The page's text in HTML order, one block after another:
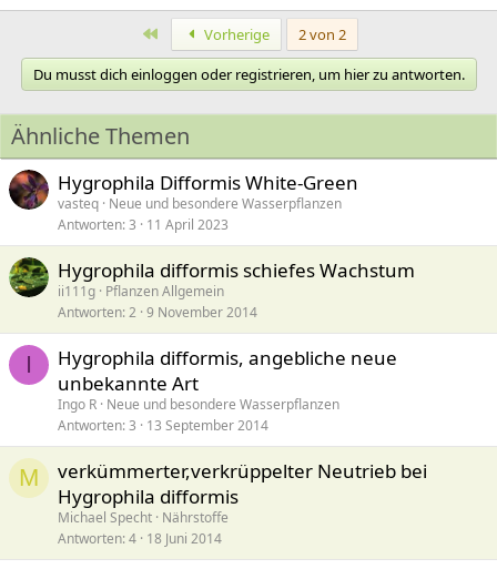
Erste Vorherige
2 von 2
Du musst dich einloggen oder registrieren, um hier zu antworten.
Ähnliche Themen
Hygrophila Difformis White-Green
vasteq Neue und besondere Wasserpflanzen
Antworten 3 11 April 2023
Hygrophila difformis schiefes Wachstum
ii111g Pflanzen Allgemein
Antworten 2 9 November 2014
I
Hygrophila difformis, angebliche neue
unbekannte Art
Ingo R Neue und besondere Wasserpflanzen
Antworten 3 13 September 2014
M
verkümmerter,verkrüppelter Neutrieb bei
Hygrophila difformis
Michael Specht Nährstoffe
Antworten 4 18 Juni 2014